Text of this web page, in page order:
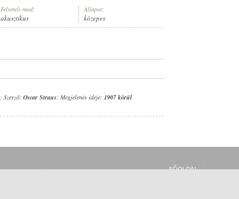
Felvételi mód:
akusztikus
Állapot:
közepes
; Szerző: Oscar Straus; Megjelenés ideje: 1907 körül
FŐOLDAL